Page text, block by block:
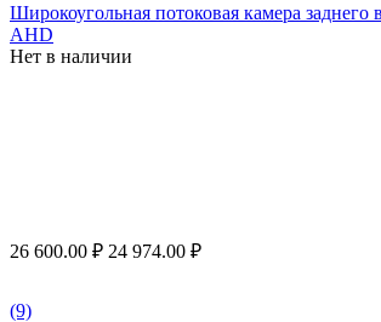
Широкоугольная потоковая камера заднего
AHD
Нет в наличии
26 600.00 ₽ 24 974.00 ₽
(9)